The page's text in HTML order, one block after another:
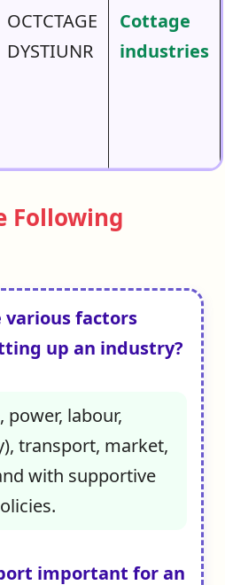
OCTCTAGE
DYSTIUNR
Cottage
industries
Following
various factors
up an industry?
power, labour,
transport, market,
with supportive
important for an